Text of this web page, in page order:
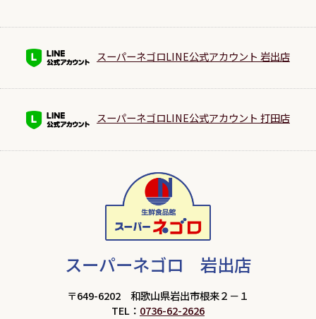
スーパーネゴロLINE公式アカウント 岩出店
スーパーネゴロLINE公式アカウント 打田店
スーパーネゴロ 岩出店
〒649-6202 和歌山県岩出市根来２－１
TEL： 0736-62-2626